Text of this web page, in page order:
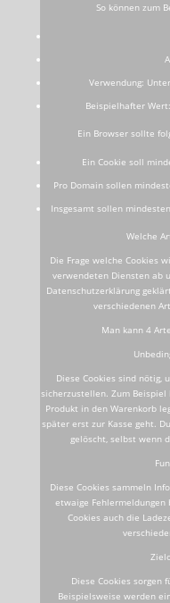
So können zum
Verwendung:
Beispielhafter
Ein Browser sollte
Ein Cookie soll
Pro Domain sollen
Insgesamt sollen
Welche
Die Frage welche Cookies
verwendeten Diensten ab
Datenschutzerklärung
verschiedenen
Man kann 4
Diese Cookies sind nötig,
sicherzustellen. Zum Beispiel
Produkt in den Warenkorb
später erst zur Kasse geht.
gelöscht, selbst wenn
Diese Cookies sammeln
etwaige
Cookies auch die
Diese Cookies sorgen
Beispielsweise werden